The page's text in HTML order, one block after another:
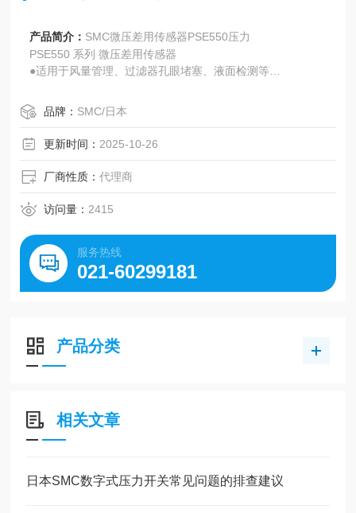
产品简介： SMC微压差用传感器PSE550压力
PSE550 系列 微压差用传感器
●适用于风量管理、过滤器孔眼堵塞、液面检测等
品牌： SMC/日本
更新时间： 2025-10-26
厂商性质：代理商
访问量： 2415
服务热线
021-60299181
产品分类
相关文章
日本SMC数字式压力开关常见问题的排查建议